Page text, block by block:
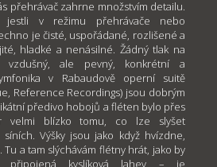
přehrávač zahrne množstvím detailu.
v režimu přehrávače nebo
je čisté, uspořádané, rozlišené a
hladké a nenásilné. Žádný tlak na
ale pevný, konkrétní a
v Rabaudově operní suitě
Reference Recordings) jsou dobrým
předivo hobojů a fléten bylo přes
velmi blízko tomu, co lze slyšet
Výšky jsou jako když hvízdne,
Tu a tam slýchávám flétny hrát, jako by
kyslíková lahev – je